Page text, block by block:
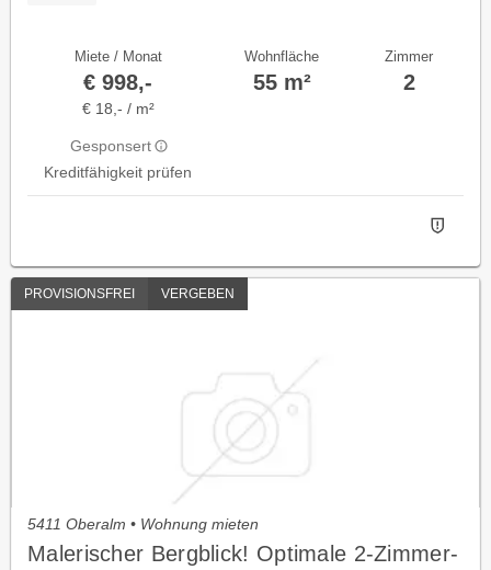
Miete / Monat
€ 998,-
€ 18,- / m²
Gesponsert
Kreditfähigkeit prüfen
Wohnfläche
55 m²
Zimmer
2
PROVISIONSFREI VERGEBEN
5411 Oberalm • Wohnung mieten
Malerischer Bergblick! Optimale 2-Zimmer-